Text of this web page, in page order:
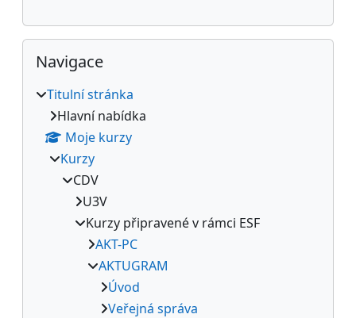
Přeskočit: Navigace
Navigace
Titulní stránka
Hlavní nabídka
Moje kurzy
Kurzy
CDV
U3V
Kurzy připravené v rámci ESF
AKT-PC
AKTUGRAM
Úvod
Veřejná správa